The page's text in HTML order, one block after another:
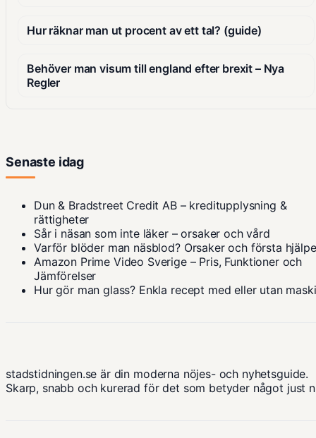
Hur räknar man ut procent av ett tal? (guide)
Behöver man visum till england efter brexit – Nya
Regler
Senaste idag
Dun & Bradstreet Credit AB – kreditupplysning &
rättigheter
Sår i näsan som inte läker – orsaker och vård
Varför blöder man näsblod? Orsaker och första
Amazon Prime Video Sverige – Pris, Funktioner och
Jämförelser
Hur gör man glass? Enkla recept med eller utan
stadstidningen.se är din moderna nöjes- och nyhetsguide.
Skarp, snabb och kurerad för det som betyder något just